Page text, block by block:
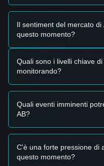
Il sentiment del mercato
questo momento?
Quali sono i livelli chiave
monitorando?
Quali eventi imminenti
AB?
C'è una forte pressione di
questo momento?